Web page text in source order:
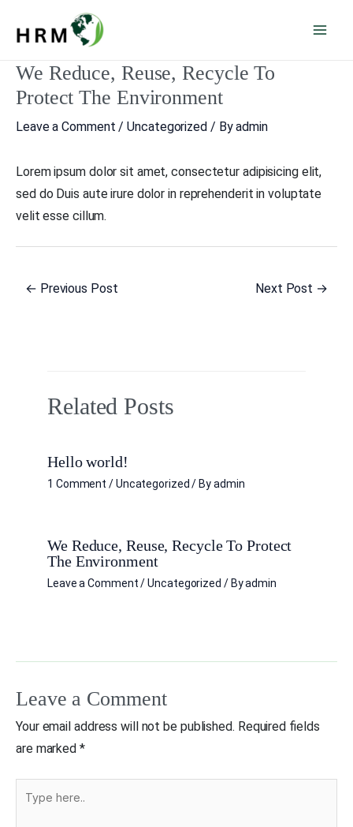
We Reduce, Reuse, Recycle To
Protect The Environment
Leave a Comment /Uncategorized / Byadmin
Lorem ipsum dolor sit amet, consectetur adipisicing elit,
sed do Duis aute irure dolor in reprehenderit in voluptate
velit esse cillum.
Post
navigation
← Previous Post Next Post →
Related Posts
Hello world!
1 Comment /Uncategorized / Byadmin
We Reduce, Reuse, Recycle To Protect
The Environment
Leave a Comment /Uncategorized / Byadmin
Leave a Comment
Your email address will not be published. Required fields
are marked *